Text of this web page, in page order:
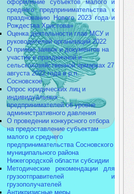
оформление субъектов малого и
среднего предпринимательства к
празднованию Нового 2023 года и
Рождества Христова»
Оценка деятельности глав МСУ и
руководителей организаций 2022
О приеме заявок и документов на
участие в праздничной и
сельскохозяйственной ярмарках 27
августа 2022 года в р.п.
Сосновское
Опрос юридических лиц и
индивидуальных
предпринимателей об уровне
административного давления
О проведении конкурсного отбора
на предоставление субъектам
малого и среднего
предпринимательства Сосновского
муниципального района
Нижегородской области субсидии
Методические рекомендации для
грузоотправителей и
грузополучателей
Антикризисные меры